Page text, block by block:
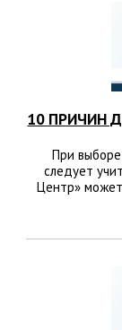
10 ПРИЧИН
При
следует
Центр»